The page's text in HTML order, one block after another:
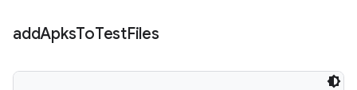
addApksToTestFiles